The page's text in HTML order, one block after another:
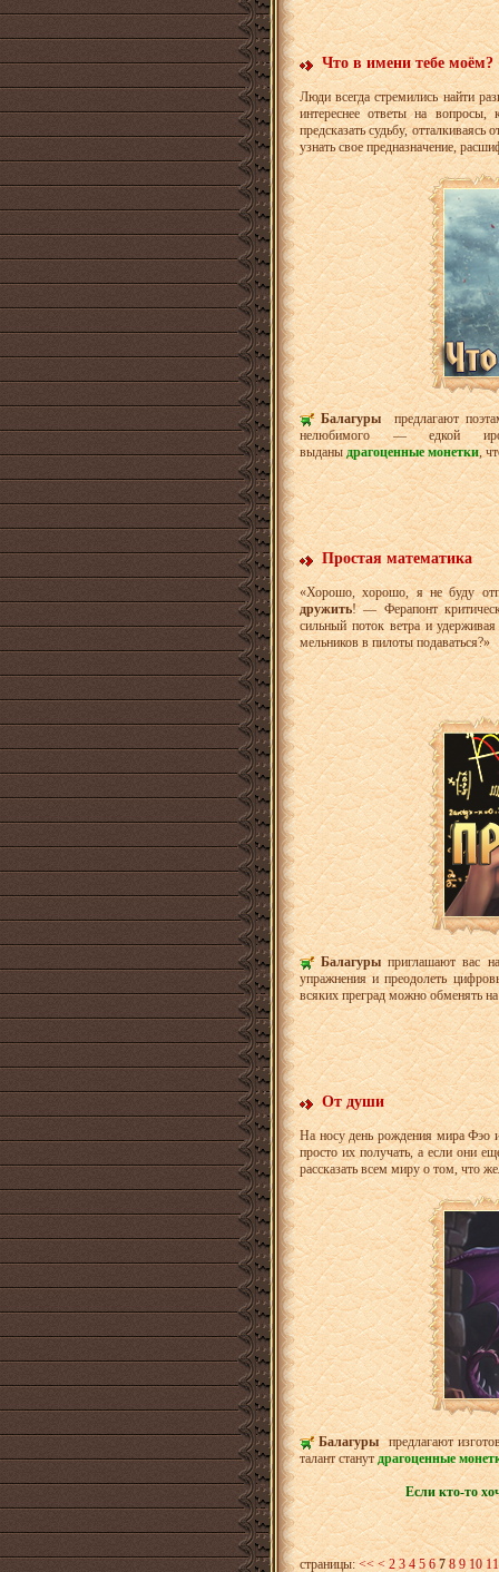
Что в имени тебе моём?
Люди всегда стремились найти
интереснее ответы на
предсказать судьбу,
узнать свое предназначение,
Балагурыпредлагают
нелюбимого — едкой
выданы драгоценные монетки,
Простая математика
«Хорошо, хорошо, я не буду
дружить! — Ферапонт
сильный поток ветра и
мельников в пилоты подаваться?»
Балагурыприглашают вас
упражнения и преодолеть
всяких преград можно обменять
От души
На носу день рождения мира Фэо
просто их получать, а если они
рассказать всем миру о том, что
Балагурыпредлагают
талант станутдрагоценные
Если кто-то
страницы: << < 2 3 4 5 6 7 8 9 10 11